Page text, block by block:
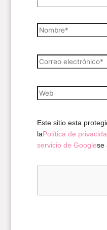
Nombre*
Correo
electrónico*
Web
Este sitio esta
laPolítica de
servicio de Googlese